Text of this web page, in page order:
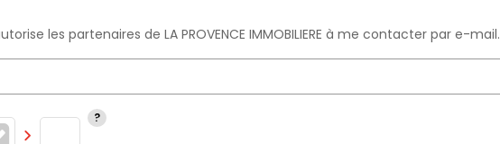
les partenaires de LA PROVENCE IMMOBILIERE à me contacter par e-mail.